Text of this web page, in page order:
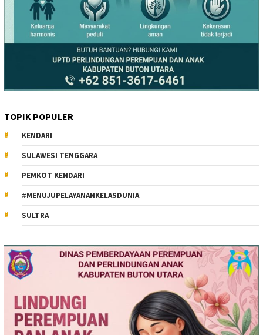
TOPIK POPULER
KENDARI
SULAWESI TENGGARA
PEMKOT KENDARI
#MENUJUPELAYANANKELASDUNIA
SULTRA